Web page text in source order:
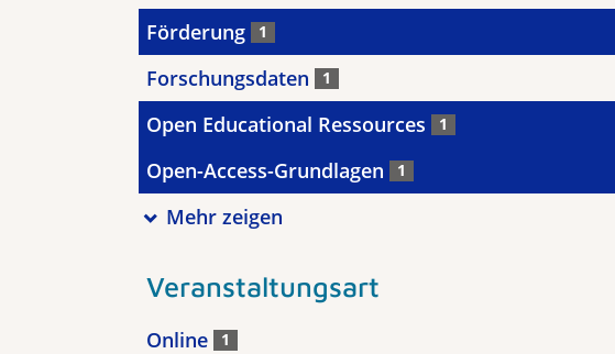
Förderung 1
Forschungsdaten 1
Open Educational Ressources 1
Open-Access-Grundlagen 1
Mehr zeigen
Veranstaltungsart
Online 1